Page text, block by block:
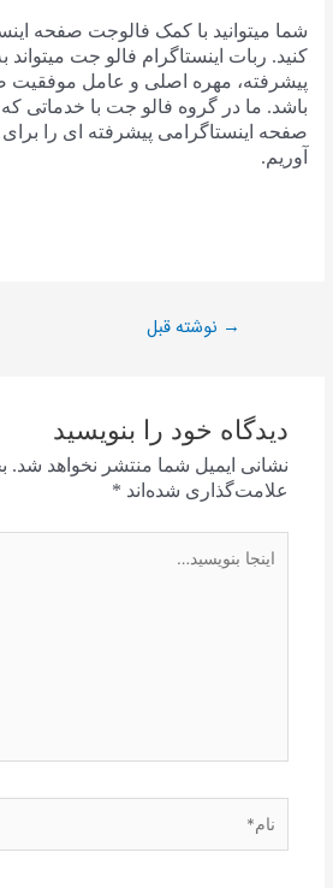
شما میتوانید با کمک فالوجت صفحه
کنید. ربات اینستاگرام فالو جت میتواند
پیشرفته، مهره اصلی و عامل موفقیت
باشد. ما در گروه فالو جت با خدماتی
صفحه اینستاگرامی پیشرفته ای را
آوریم.
→ نوشته قبل
دیدگاه‌ خود را بنویسید
نشانی ایمیل شما منتشر نخواهد شد.
علامت‌گذاری شده‌اند *
بنویسید…